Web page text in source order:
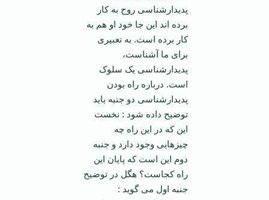
پدیدارشناسی روح به کار
برده اند این جا خود او هم به
کار برده است. به تعبیری
برای ما آشناست،
پدیدارشناسی یک سلوک
است. درباره راه بودن
پدیدارشناسی دو جنبه باید
توضیح داده شود : نخست
این که در این راه چه
چیزهایی وجود دارد و جنبه
دوم این است که پایان این
راه کجاست؟ هگل در توضیح
جنبه اول می گوید :